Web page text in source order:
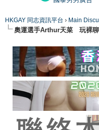
HKGAY 同志資訊平台 › Main
奧運選手Arthur天菜 玩裸聊